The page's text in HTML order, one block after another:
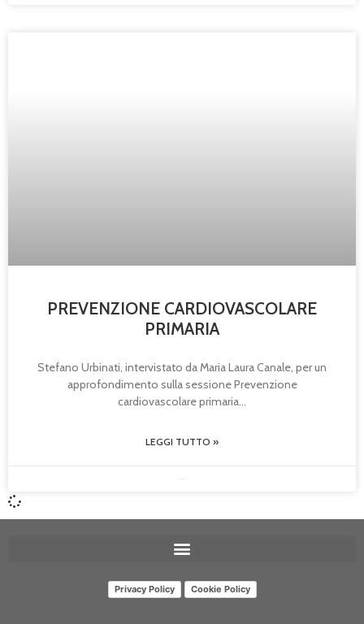
PREVENZIONE CARDIOVASCOLARE
PRIMARIA
Stefano Urbinati, intervistato da Maria Laura Canale, per un
approfondimento sulla sessione Prevenzione
cardiovascolare primaria
LEGGI TUTTO »
Privacy Policy Cookie Policy